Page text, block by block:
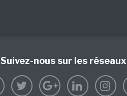
Suivez-nous sur les réseaux